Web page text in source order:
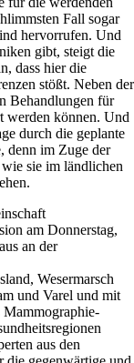
Fall sogar
hervorrufen. Und
gibt, steigt die
dass hier die
stößt. Neben der
Behandlungen für
werden können. Und
durch die geplante
denn im Zuge der
sie im ländlichen
am Donnerstag,
an der
Wesermarsch
und Varel und mit
aus den